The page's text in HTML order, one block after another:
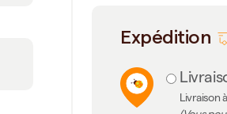
Expédition
Livraison